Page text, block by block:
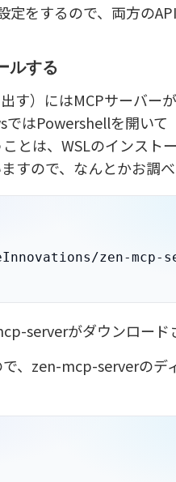
をするので、両方の
ルする
す）にはMCPサーバー
はPowershellを開いて
とは、WSLのインスト
すので、なんとかお調べ
serverがダウンロード
、zen-mcp-serverのデ